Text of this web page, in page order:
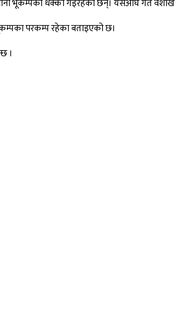
भूकम्पका धक्का गइरहेका छन्। यसअघि गत
परकम्प रहेका बताइएको छ।
।